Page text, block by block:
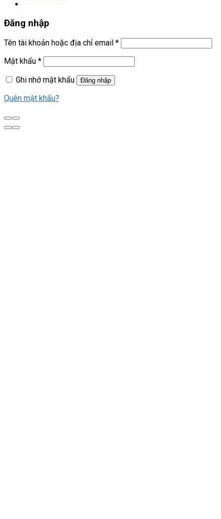
Đăng nhập
Tên tài khoản hoặc địa chỉ email *
Mật khẩu *
Ghi nhớ mật khẩu
Đăng nhập
Quên mật khẩu?